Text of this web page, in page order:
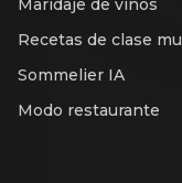
Maridaje de vinos
Recetas de clase
Sommelier IA
Modo restaurante